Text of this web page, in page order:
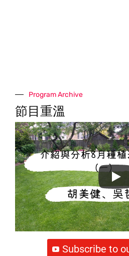
Program Archive
節目重溫
Subscribe to